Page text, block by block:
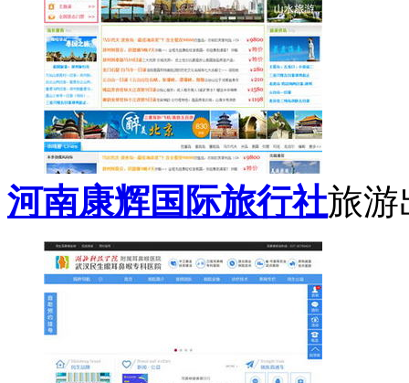
河南康辉国际旅行社旅游